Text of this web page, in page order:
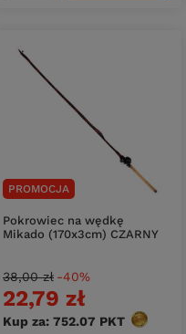
PROMOCJA
Pokrowiec na wędkę
Mikado (170x3cm) CZARNY
22,79 zł
Kup za: 752.07 PKT punktów
38,00 zł -40%